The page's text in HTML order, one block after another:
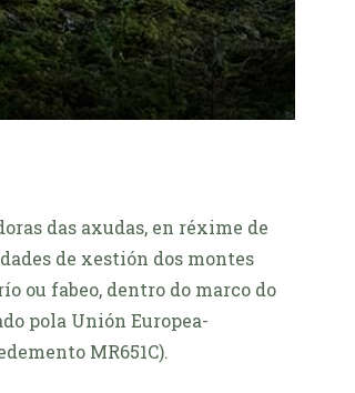
das axudas, en réxime de
de xestión dos montes
ou fabeo, dentro do marco do
pola Unión Europea-
MR651C).